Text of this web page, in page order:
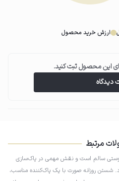
ماساژ دهید تا آلودگی‌ها و چربی‌ها
ارزش خرید محصول
این محصول ثبت کنید.
دیدگاه
مرتبط
سالم است و نقش مهمی در پاک‌سازی
روزانه صورت با یک پاک‌کننده مناسب،